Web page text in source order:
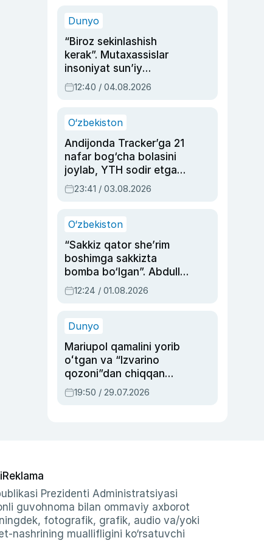
Dunyo
“Biroz sekinlashish
kerak”. Mutaxassislar
insoniyat sun’iy
intellektni boshqara
olmay qolishidan xavotir
12:40 / 04.08.2026
O‘zbekiston
Andijonda Tracker’ga 21
nafar bog‘cha bolasini
joylab, YTH sodir etgan
ayolga sud hukmi o‘qildi
23:41 / 03.08.2026
O‘zbekiston
“Sakkiz qator she’rim
boshimga sakkizta
bomba bo‘lgan”. Abdulla
Oripovni siyosiy
ayblovlardan asrab
12:24 / 01.08.2026
Dunyo
Mariupol qamalini yorib
oʻtgan va “Izvarino
qozoni”dan chiqqan
qahramon — Ukraina
armiyasi bosh
19:50 / 29.07.2026
Reklama
Prezidenti Administratsiyasi
guvohnoma bilan ommaviy axborot
fotografik, grafik, audio va/yoki
nashrining muallifligini ko‘rsatuvchi